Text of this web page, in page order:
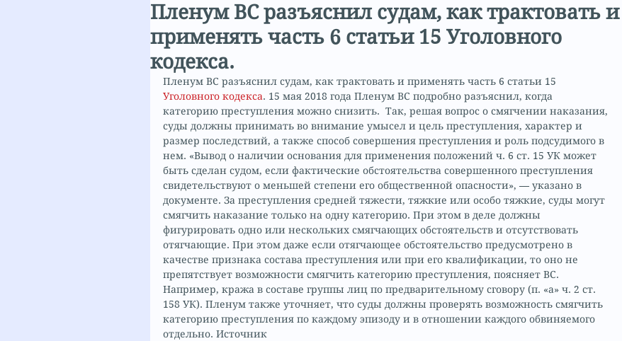
Пленум ВС разъяснил судам, как трактовать и
применять часть 6 статьи 15 Уголовного
кодекса.
Пленум ВС разъяснил судам, как трактовать и применять часть 6 статьи 15
Уголовного кодекса. 15 мая 2018 года Пленум ВС подробно разъяснил, когда
категорию преступления можно снизить.  Так, решая вопрос о смягчении наказания,
суды должны принимать во внимание умысел и цель преступления, характер и
размер последствий, а также способ совершения преступления и роль подсудимого в
нем. «Вывод о наличии основания для применения положений ч. 6 ст. 15 УК может
быть сделан судом, если фактические обстоятельства совершенного преступления
свидетельствуют о меньшей степени его общественной опасности», — указано в
документе. За преступления средней тяжести, тяжкие или особо тяжкие, суды могут
смягчить наказание только на одну категорию. При этом в деле должны
фигурировать одно или нескольких смягчающих обстоятельств и отсутствовать
отягчающие. При этом даже если отягчающее обстоятельство предусмотрено в
качестве признака состава преступления или при его квалификации, то оно не
препятствует возможности смягчить категорию преступления, поясняет ВС.
Например, кража в составе группы лиц по предварительному сговору (п. «а» ч. 2 ст.
158 УК). Пленум также уточняет, что суды должны проверять возможность смягчить
категорию преступления по каждому эпизоду и в отношении каждого обвиняемого
отдельно. Источник